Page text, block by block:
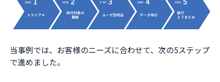
当事例では、お客様のニーズに合わせて、次の5ステップ
で進めました。